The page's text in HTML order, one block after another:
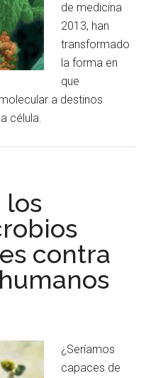
de medicina
2013, han
transformado
la forma en
que
a destinos
célula.
los
contra
¿Seríamos
capaces de